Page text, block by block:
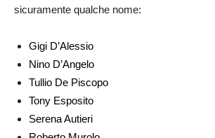
sicuramente qualche nome:
Gigi D’Alessio
Nino D’Angelo
Tullio De Piscopo
Tony Esposito
Serena Autieri